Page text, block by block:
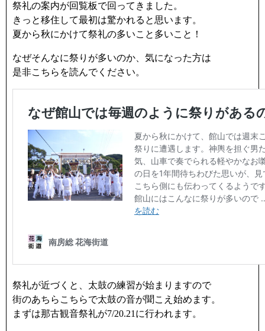
祭礼の案内が回覧板で回ってきました。
きっと移住して最初は驚かれると思います。
夏から秋にかけて祭礼の多いこと多いこと！
なぜそんなに祭りが多いのか、気になった方は
是非こちらを読んでください。
祭礼が近づくと、太鼓の練習が始まりますので
街のあちらこちらで太鼓の音が聞こえ始めます。
まずは那古観音祭礼が7/20.21に行われます。